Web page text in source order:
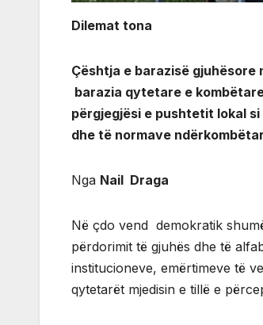
Dilemat tona
Çështja e barazisë
barazia qytetare e
përgjegjësi e pushtetit lokal
dhe të normave
Nga Nail Draga
Në çdo vend demokratik
përdorimit të gjuhës dhe të
institucioneve, emërtimeve të
qytetarët mjedisin e tillë e